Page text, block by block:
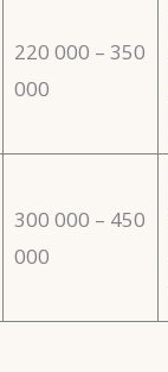
220 000 – 350
000
300 000 – 450
000